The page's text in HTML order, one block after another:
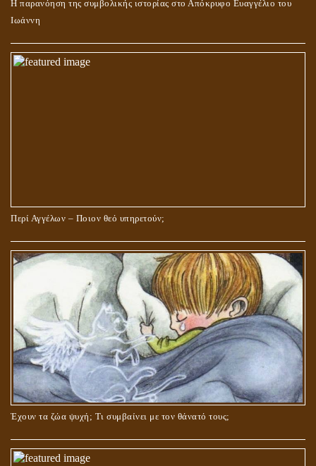
Η παρανόηση της συμβολικής ιστορίας στο Απόκρυφο Ευαγγέλιο του
Ιωάννη
Περί Αγγέλων – Ποιον θεό υπηρετούν;
Έχουν τα ζώα ψυχή; Τι συμβαίνει με τον θάνατό τους;